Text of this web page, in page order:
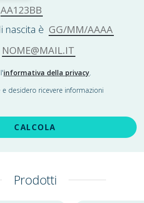
AA123BB
nascita è GG/MM/AAAA
NOME@MAIL.IT
informativa della privacy.
desidero ricevere informazioni
CALCOLA
Prodotti